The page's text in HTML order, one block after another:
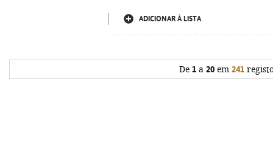
ADICIONAR À LISTA
De 1 a 20 em 241